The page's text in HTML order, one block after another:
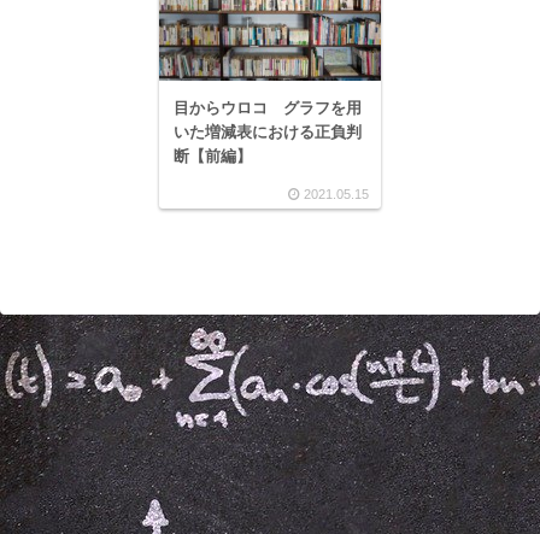
目からウロコ グラフを用
いた増減表における正負判
断【前編】
2021.05.15